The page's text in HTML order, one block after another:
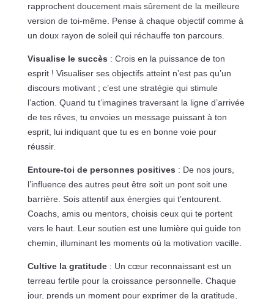
rapprochent doucement mais sûrement de la meilleure
version de toi-même. Pense à chaque objectif comme à
un doux rayon de soleil qui réchauffe ton parcours.
Visualise le succès : Crois en la puissance de ton
esprit ! Visualiser ses objectifs atteint n’est pas qu’un
discours motivant ; c’est une stratégie qui stimule
l’action. Quand tu t’imagines traversant la ligne d’arrivée
de tes rêves, tu envoies un message puissant à ton
esprit, lui indiquant que tu es en bonne voie pour
réussir.
Entoure-toi de personnes positives : De nos jours,
l’influence des autres peut être soit un pont soit une
barrière. Sois attentif aux énergies qui t’entourent.
Coachs, amis ou mentors, choisis ceux qui te portent
vers le haut. Leur soutien est une lumière qui guide ton
chemin, illuminant les moments où la motivation vacille.
Cultive la gratitude: Un cœur reconnaissant est un
terreau fertile pour la croissance personnelle. Chaque
jour, prends un moment pour exprimer de la gratitude,